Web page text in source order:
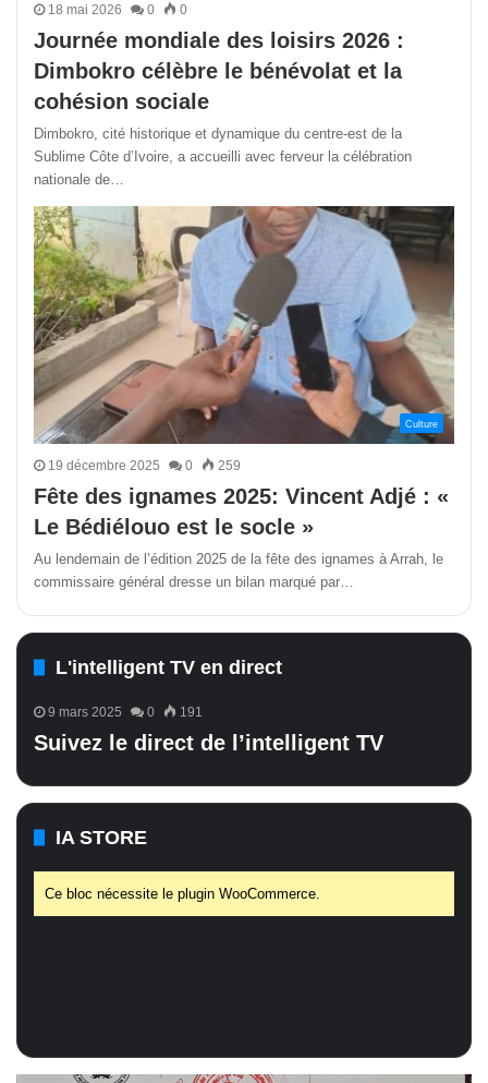
18 mai 2026 0 0
Journée mondiale des loisirs 2026 :
Dimbokro célèbre le bénévolat et la
cohésion sociale
Dimbokro, cité historique et dynamique du centre-est de la
Sublime Côte d’Ivoire, a accueilli avec ferveur la célébration
nationale de…
Culture
19 décembre 2025 0 259
Fête des ignames 2025: Vincent Adjé : «
Le Bédiélouo est le socle »
Au lendemain de l’édition 2025 de la fête des ignames à Arrah, le
commissaire général dresse un bilan marqué par…
L'intelligent TV en direct
9 mars 2025 0 191
Suivez le direct de l’intelligent TV
IA STORE
Ce bloc nécessite le plugin WooCommerce.